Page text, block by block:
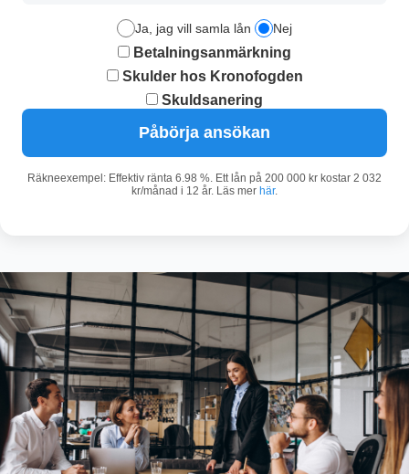
Ja, jag vill samla lån Nej
Betalningsanmärkning
Skulder hos Kronofogden
Skuldsanering
Påbörja ansökan
Räkneexempel: Effektiv ränta 6.98 %. Ett lån på 200 000 kr kostar 2 032
kr/månad i 12 år. Läs mer här.